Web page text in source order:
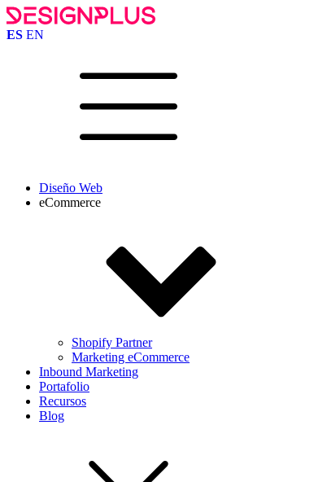
ES EN
Diseño Web
eCommerce
Shopify Partner
Marketing eCommerce
Inbound Marketing
Portafolio
Recursos
Blog